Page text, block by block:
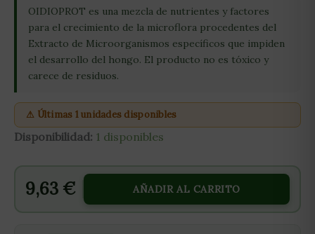
OIDIOPROT es una mezcla de nutrientes y factores
para el crecimiento de la microflora procedentes del
Extracto de Microorganismos específicos que impiden
el desarrollo del hongo. El producto no es tóxico y
carece de residuos.
⚠ Últimas 1 unidades disponibles
Disponibilidad: 1 disponibles
9,63 € AÑADIR AL CARRITO